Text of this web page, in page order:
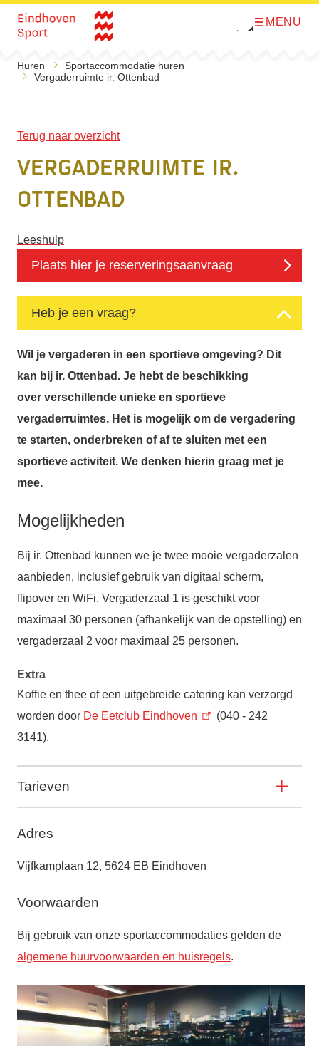
Direct naar de inhoud
O
MENU
Huren
Sportaccommodatie huren
Vergaderruimte ir. Ottenbad
Terug naar overzicht
Vergaderruimte ir.
Ottenbad
Leeshulp
Plaats hier je reserveringsaanvraag
Heb je een vraag?
Wil je vergaderen in een sportieve omgeving? Dit
kan bij ir. Ottenbad. Je hebt de beschikking
over verschillende unieke en sportieve
vergaderruimtes. Het is mogelijk om de vergadering
te starten, onderbreken of af te sluiten met een
sportieve activiteit. We denken hierin graag met je
mee.
Mogelijkheden
Bij ir. Ottenbad kunnen we je twee mooie vergaderzalen
aanbieden, inclusief gebruik van digitaal scherm,
flipover en WiFi. Vergaderzaal 1 is geschikt voor
maximaal 30 personen (afhankelijk van de opstelling) en
vergaderzaal 2 voor maximaal 25 personen.
Extra
Koffie en thee of een uitgebreide catering kan verzorgd
worden door De Eetclub Eindhoven
(040 - 242
3141).
Tarieven
Adres
Vijfkamplaan 12, 5624 EB Eindhoven
Voorwaarden
Bij gebruik van onze sportaccommodaties gelden de
algemene huurvoorwaarden en huisregels.